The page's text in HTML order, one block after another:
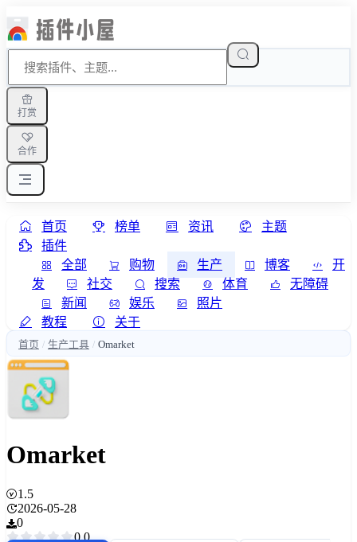
打赏
合作
首页 榜单 资讯
主题
插件
全部
购物 生产 博客
开
发
社交 搜索 体育
无障碍
新闻
娱乐
照片
教程
关于
首页 / 生产工具 / Omarket
Omarket
1.5
2026-05-28
0
0.0